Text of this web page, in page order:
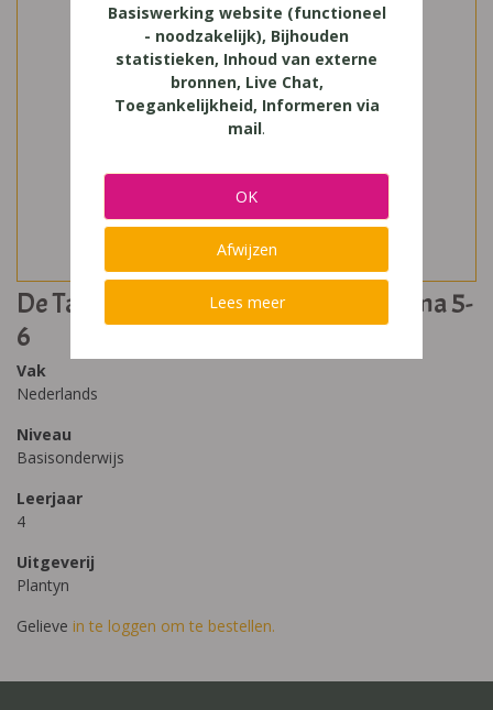
De Taalkanjers 4 Deel C Toetsen Thema 5-
6
Vak
Nederlands
Niveau
Basisonderwijs
Leerjaar
4
Uitgeverij
Plantyn
Gelieve in te loggen om te bestellen.
Basiswerking website (functioneel
- noodzakelijk), Bijhouden
statistieken, Inhoud van externe
bronnen, Live Chat,
Toegankelijkheid, Informeren via
mail.
OK
Afwijzen
Lees meer